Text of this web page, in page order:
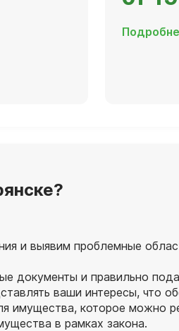
и выявим проблемные
документы и правильно
ваши интересы, что
имущества, которое можно
в рамках закона.